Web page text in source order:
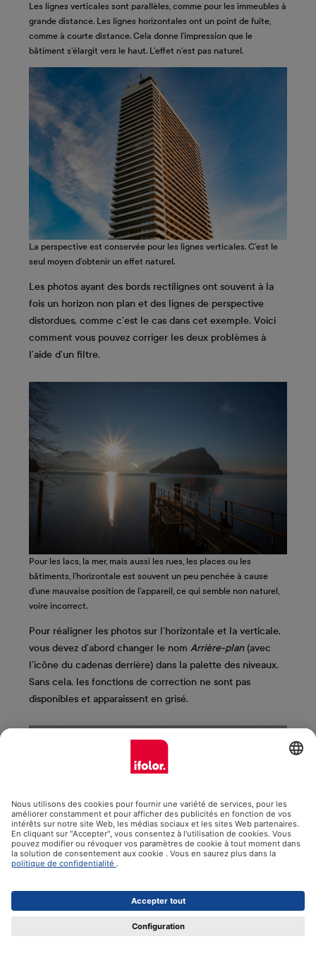
Les lignes verticales sont parallèles, comme pour les immeubles à
grande distance. Les lignes horizontales ont un point de fuite,
comme à courte distance. Cela donne l’impression que le
bâtiment s’élargit vers le haut. L’effet n’est pas naturel.
La perspective est conservée pour les lignes verticales. C’est le
seul moyen d’obtenir un effet naturel.
Les photos ayant des bords rectilignes ont souvent à la
fois un horizon non plan et des lignes de perspective
distordues, comme c’est le cas dans cet exemple. Voici
comment vous pouvez corriger les deux problèmes à
l’aide d’un filtre.
Pour les lacs, la mer, mais aussi les rues, les places ou les
bâtiments, l’horizontale est souvent un peu penchée à cause
d’une mauvaise position de l’appareil, ce qui semble non naturel,
voire incorrect.
Pour réaligner les photos sur l’horizontale et la verticale,
vous devez d’abord changer le nom Arrière-plan(avec
l’icône du cadenas derrière) dans la palette des niveaux.
Sans cela, les fonctions de correction ne sont pas
disponibles et apparaissent en grisé.